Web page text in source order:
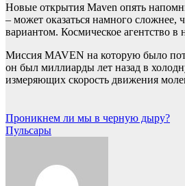
Новые открытия Maven опять
– может оказаться намного
вариантом. Космическое агентство
Миссия MAVEN на которую было
он был миллиарды лет назад в
измеряющих скорость движения
Навигация
по
Проникнем ли мы в черную дыру?
Пульсары